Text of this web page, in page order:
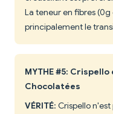
La teneur en fibres
principalement le
MYTHE #5:
Chocolatées
VÉRITÉ: Crispello